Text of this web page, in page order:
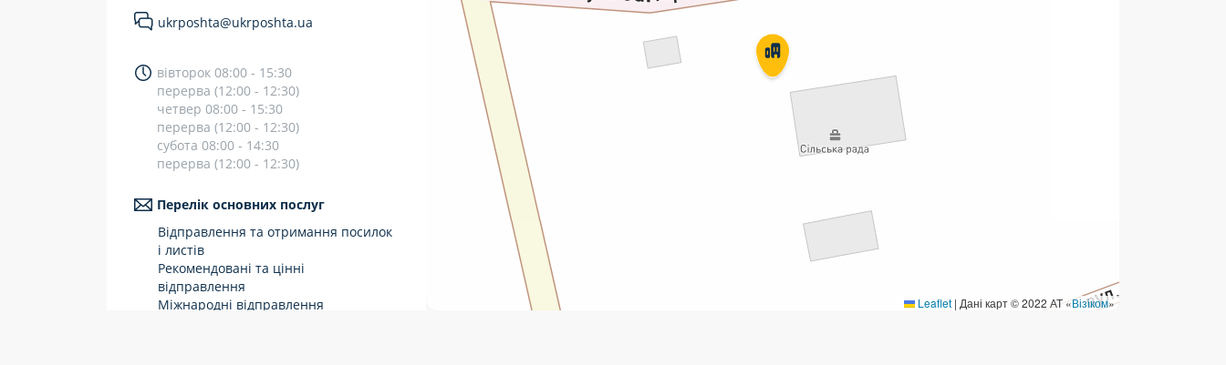
Доставка за межі України
Прийом вантажів
ukrposhta@ukrposhta.ua
вівторок 08:00 - 15:30
перерва (12:00 - 12:30)
четвер 08:00 - 15:30
перерва (12:00 - 12:30)
субота 08:00 - 14:30
перерва (12:00 - 12:30)
Перелік основних послуг
Відправлення та отримання посилок
і листів
Рекомендовані та цінні
відправлення
Міжнародні відправлення
Leaflet | Дані карт © 2022 АТ «Візіком»